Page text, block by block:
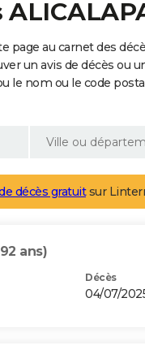
au carnet des
un avis de décès ou
le nom ou le code
décès gratuitsur
ans)
Décès
04/07/